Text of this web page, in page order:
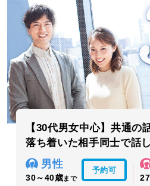
【30代男女中心】共通の
落ち着いた相手同士で話
男性
30～40歳まで
予約可